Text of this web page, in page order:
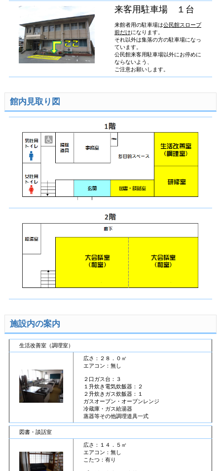
来客用駐車場 １台
来館者用の駐車場は公民館スロープ
前だけになります。
それ以外は集落の方の駐車場になっ
ています。
公民館来客用駐車場以外にお停めに
ならないよう、
ご注意お願いします。
館内見取り図
施設内の案内
生活改善室（調理室）
広さ：２８．０㎡
エアコン：無し
２口ガス台：３
１升炊き電気炊飯器：２
２升炊きガス炊飯器：１
ガスオーブン・オーブンレンジ
冷蔵庫・ガス給湯器
蒸器等その他調理道具一式
図書・談話室
広さ：１４．５㎡
エアコン：無し
こたつ：有り